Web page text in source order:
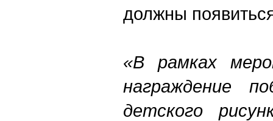
должны
«В рамках
награждение
детского